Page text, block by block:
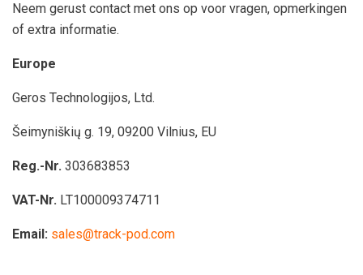
Neem gerust contact met ons op voor vragen, opmerkingen
of extra informatie.
Europe
Geros Technologijos, Ltd.
Šeimyniškių g. 19, 09200 Vilnius, EU
Reg.-Nr. 303683853
VAT-Nr. LT100009374711
Email: sales@track-pod.com